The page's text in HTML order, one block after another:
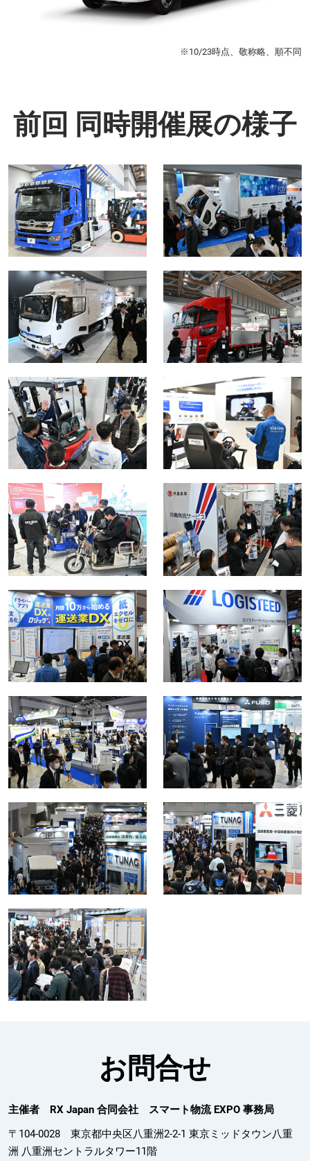
※10/23時点、敬称略、順不同
前回 同時開催展の様子
お問合せ
主催者 RX Japan 合同会社 スマート物流 EXPO 事務局
〒104-0028 東京都中央区八重洲2-2-1 東京ミッドタウン八重
洲 八重洲セントラルタワー11階